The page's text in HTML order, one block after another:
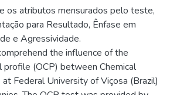
os atributos mensurados pelo teste,
para Resultado, Ênfase em
e Agressividade.
the influence of the
profile (OCP) between Chemical
Federal University of Viçosa (Brazil)